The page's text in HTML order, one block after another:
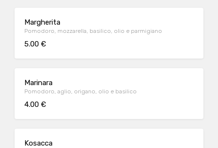
Margherita
Pomodoro, mozzarella, basilico, olio e parmigiano
5.00 €
Marinara
Pomodoro, aglio, origano, olio e basilico
4.00 €
Kosacca